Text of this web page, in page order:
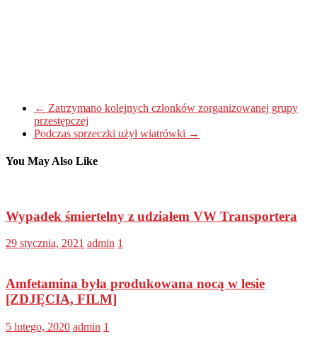
← Zatrzymano kolejnych członków zorganizowanej grupy
przestępczej
Podczas sprzeczki użył wiatrówki →
You May Also Like
Wypadek śmiertelny z udziałem VW Transportera
29 stycznia, 2021 admin 1
Amfetamina była produkowana nocą w lesie
[ZDJĘCIA, FILM]
5 lutego, 2020 admin 1